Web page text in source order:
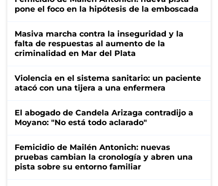
pone el foco en la hipótesis de la emboscada
Masiva marcha contra la inseguridad y la
falta de respuestas al aumento de la
criminalidad en Mar del Plata
Violencia en el sistema sanitario: un paciente
atacó con una tijera a una enfermera
El abogado de Candela Arizaga contradijo a
Moyano: "No está todo aclarado"
Femicidio de Mailén Antonich: nuevas
pruebas cambian la cronología y abren una
pista sobre su entorno familiar